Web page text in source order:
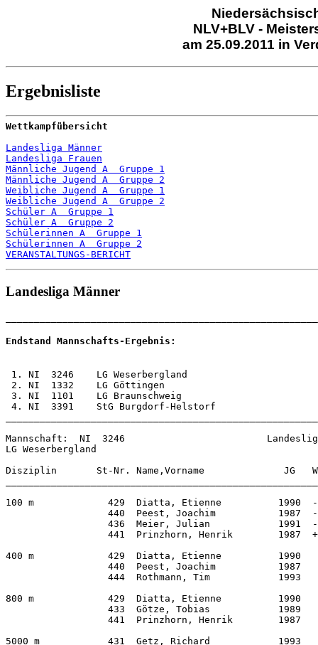
NLV+BLV -
am 25.09.2011 in
Ergebnisliste
Wettkampfübersicht
Landesliga Männer
Landesliga Frauen
Männliche Jugend A  Gruppe 1
Männliche Jugend A  Gruppe 2
Weibliche Jugend A  Gruppe 1
Weibliche Jugend A  Gruppe 2
Schüler A  Gruppe 1
Schüler A  Gruppe 2
Schülerinnen A  Gruppe 1
Schülerinnen A  Gruppe 2
VERANSTALTUNGS-BERICHT
Landesliga Männer
Endstand Mannschafts-Ergebnis: